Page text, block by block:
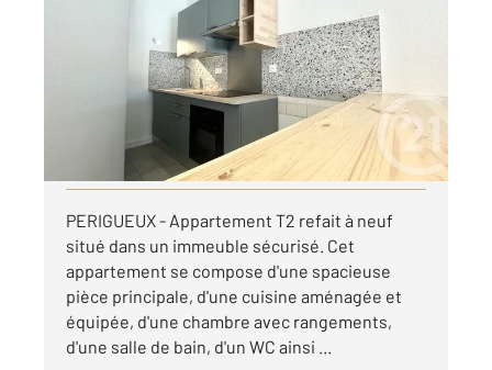
, 2 pièces
Appartement F2 à louer
500 €
par mois charges comprises
Visiter le site dédié
PERIGUEUX - Appartement T2 refait à neuf
situé dans un immeuble sécurisé. Cet
appartement se compose d'une spacieuse
pièce principale, d'une cuisine aménagée et
équipée, d'une chambre avec rangements,
d'une salle de bain, d'un WC ainsi ...